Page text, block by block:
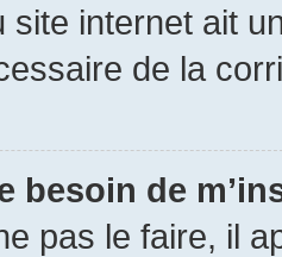
site internet ait
de la
besoin de
pas le faire, il